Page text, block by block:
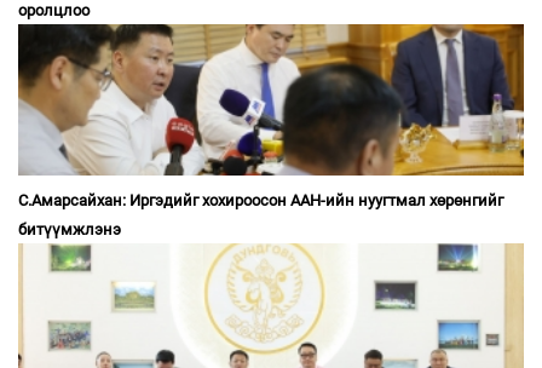
оролцлоо
С.Амарсайхан: Иргэдийг хохироосон ААН-ийн нуугтмал хөрөнгийг
битүүмжлэнэ